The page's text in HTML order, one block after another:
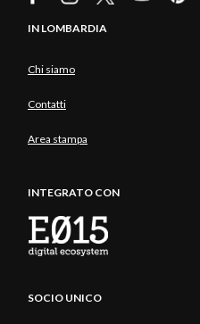
IN LOMBARDIA
Chi siamo
Contatti
Area stampa
INTEGRATO CON
SOCIO UNICO